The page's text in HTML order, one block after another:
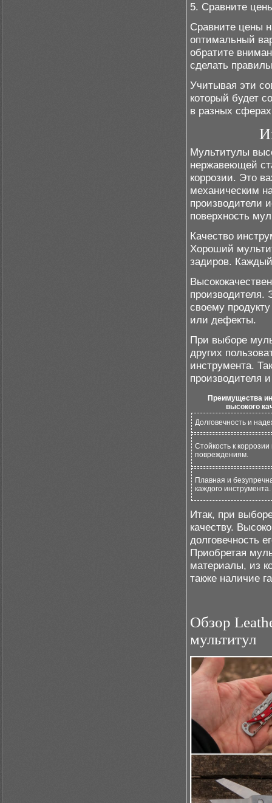
5. Сравните
Сравните цены
оптимальный
обратите
сделать
Учитывая эти
который будет
в разных
Мультитулы
нержавеющей
коррозии. Это
механическим
производители
поверхность
Качество
Хороший
задиров.
производителя.
своему
или дефекты.
При выборе
других
инструмента.
производителя
Преимущества
высокого
Долговечность и
Стойкость к коррозии
повреждениям.
Плавная и
каждого инструмента.
Итак, при
качеству.
долговечность
Приобретая
материалы, из
также наличие
Обзор
мультитул